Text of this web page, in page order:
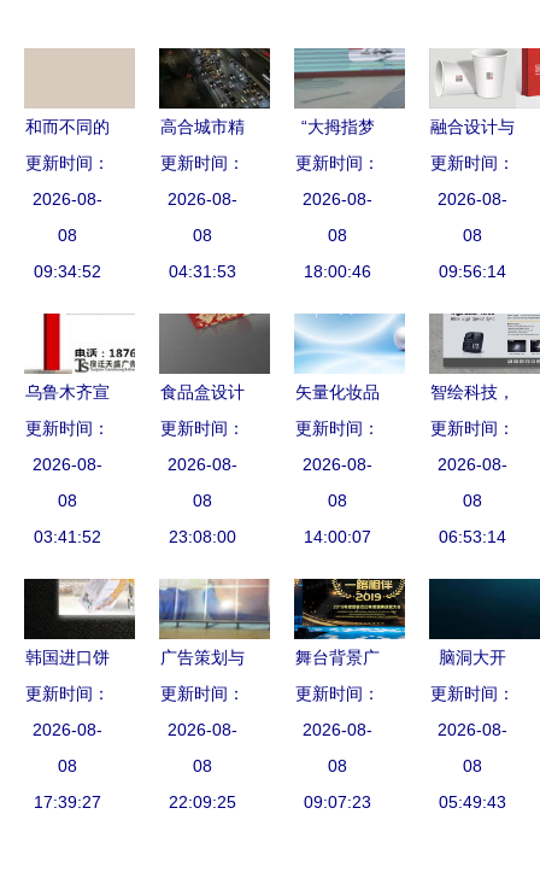
和而不同的
创意脑洞
广告设计欣
赏
更新时间：
2026-08-
08
09:34:52
高合城市精
品工厂 建
筑设计彰显
新能源汽车
头部企业实
更新时间：
2026-08-
08
04:31:53
“大拇指梦
工厂” 宝山
二中心小学
用劳动点亮
童年，
动者”竖起
大拇指
更新时间：
2026-08-
08
18:00:46
融合设计与
建筑 构建
视觉品牌之
桥
更新时间：
2026-08-
08
09:56:14
乌鲁木齐宣
传栏灯箱制
品厂 点亮
城市信息的
魅力之窗
更新时间：
2026-08-
08
03:41:52
食品盒设计
的多维解读
实用美学与
品牌策略的
结合
更新时间：
2026-08-
08
23:08:00
矢量化妆品
广告海报设
计 简约中
的奢华与美
学呈现
更新时间：
2026-08-
08
14:00:07
智绘科技，
悦动生活
——新一代
电子产品杂
志海报广告
更新时间：
2026-08-
08
06:53:14
韩国进口饼
干广告设计
攻略 从海
报到建筑广
告牌的全方
更新时间：
2026-08-
08
17:39:27
广告策划与
传播 钱眼
产品分类在
建筑设计领
域的应用与
更新时间：
2026-08-
08
22:09:25
舞台背景广
告设计模板
与动态素材
创意呈现的
专业之选
更新时间：
2026-08-
08
09:07:23
脑洞大开
广告设计与
建筑艺术的
灵感碰撞
更新时间：
2026-08-
08
05:49:43